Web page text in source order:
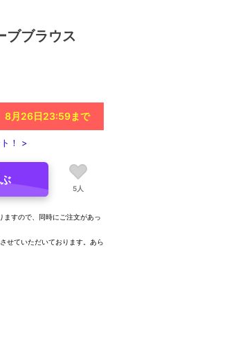
ブブラウス
8月26日23:59まで
！ >
5人
ますので、同時にご注文があっ
せていただいております。あら